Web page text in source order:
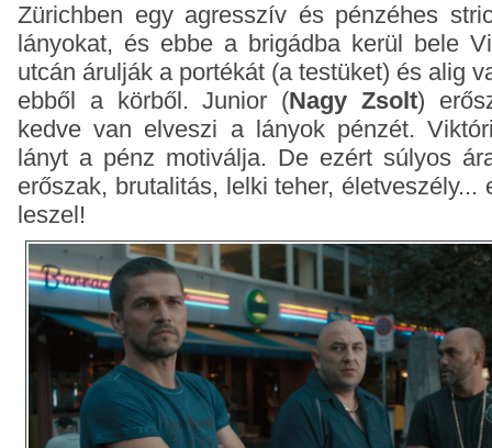
Zürichben egy agresszív és pénzéhes
lányokat, és ebbe a brigádba kerül bele
utcán árulják a portékát (a testüket) és alig
ebből a körből. Junior (Nagy Zsolt)
kedve van elveszi a lányok pénzét.
lányt a pénz motiválja. De ezért súlyos
erőszak, brutalitás, lelki teher, életveszély...
leszel!